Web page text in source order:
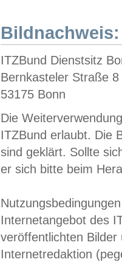
Bildnachweis:
ITZBund Dienstsitz
Bernkasteler Straße 8
53175 Bonn
Die
ITZBund erlaubt. Die
sind geklärt. Sollte
er sich bitte beim
Internetangebot des
veröffentlichten
Internetredaktion